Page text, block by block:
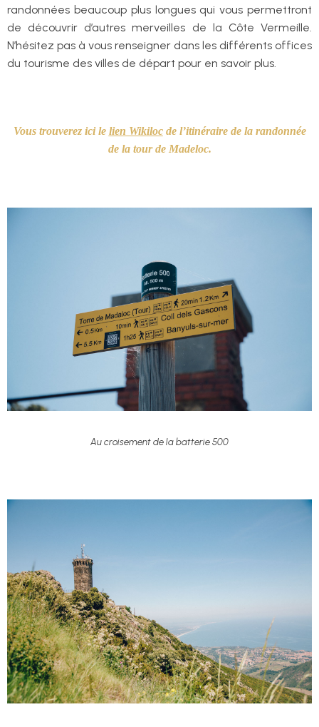
randonnées beaucoup plus longues qui vous permettront
de découvrir d’autres merveilles de la Côte Vermeille.
N’hésitez pas à vous renseigner dans les différents offices
du tourisme des villes de départ pour en savoir plus.
Vous trouverez ici le lien Wikilocde l’itinéraire de la randonnée
de la tour de Madeloc.
Au croisement de la batterie 500